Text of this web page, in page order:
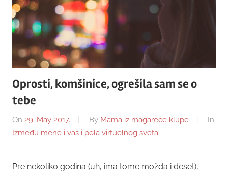
Oprosti, komšinice, ogrešila sam se o
tebe
On 29. May 2017. By Mama iz magarece klupe
In
Između mene i vas i pola virtuelnog sveta
Pre nekoliko godina (uh, ima tome možda i deset),